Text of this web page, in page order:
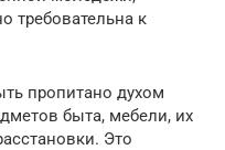
требовательна к
пропитано духом
быта, мебели, их
Это